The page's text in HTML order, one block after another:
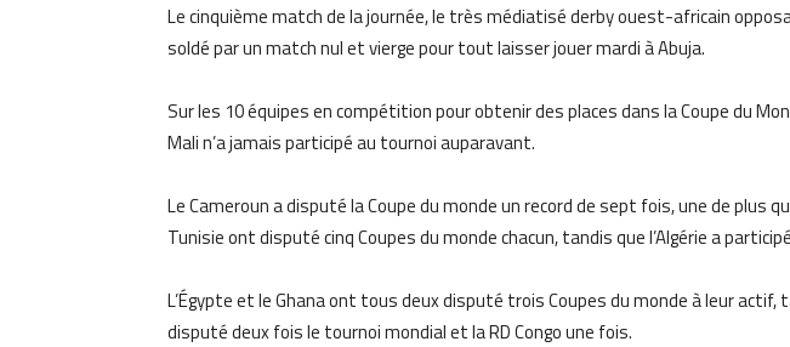
Le cinquième match de la journée, le très médiatisé derby ouest-africain
soldé par un match nul et vierge pour tout laisser jouer mardi à Abuja.
Sur les 10 équipes en compétition pour obtenir des places dans la Coupe du
Mali n’a jamais participé au tournoi auparavant.
Le Cameroun a disputé la Coupe du monde un record de sept fois, une de plus
Tunisie ont disputé cinq Coupes du monde chacun, tandis que l’Algérie a
L’Égypte et le Ghana ont tous deux disputé trois Coupes du monde à leur actif,
disputé deux fois le tournoi mondial et la RD Congo une fois.